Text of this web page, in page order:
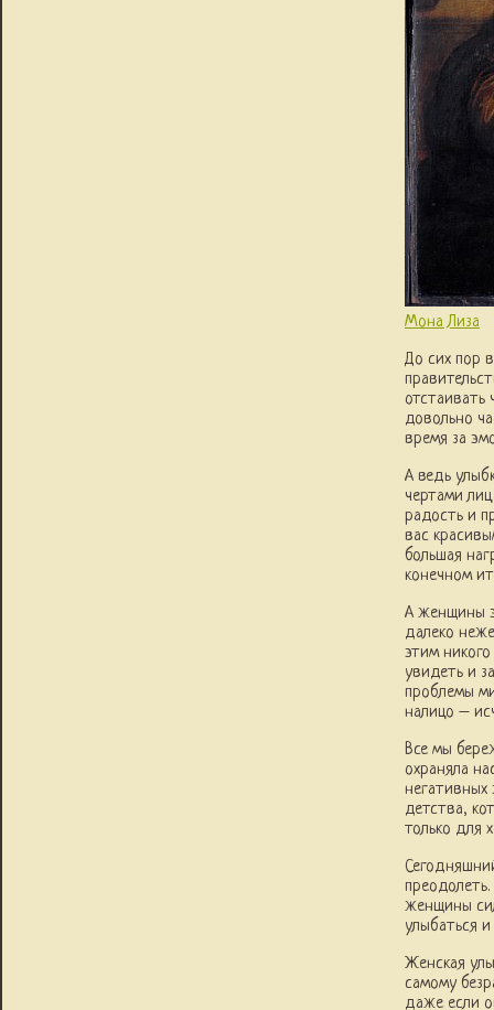
Мона Лиза
До сих пор
довольно
время за
А ведь
чертами
радость и
вас
большая
конечном
А женщины
далеко
этим
увидеть и
проблемы
налицо –
Все мы
охраняла
детства,
только для
женщины
улыбаться
Женская
самому
даже если